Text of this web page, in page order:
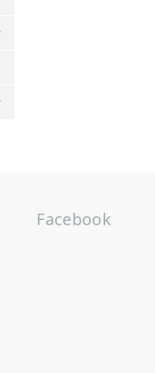
Facebook